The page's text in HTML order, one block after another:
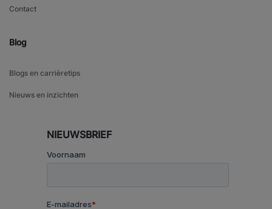
Contact
Blog
Blogs en carrièretips
Nieuws en inzichten
NIEUWSBRIEF